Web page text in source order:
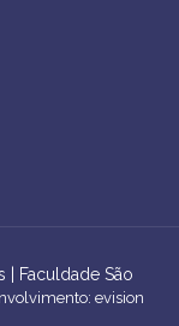
Faculdade São
evision